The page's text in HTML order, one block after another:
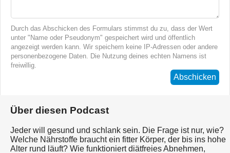
Durch das Abschicken des Formulars stimmst du zu, dass der Wert
unter "Name oder Pseudonym" gespeichert wird und öffentlich
angezeigt werden kann. Wir speichern keine IP-Adressen oder andere
personenbezogene Daten. Die Nutzung deines echten Namens ist
freiwillig.
Abschicken
Über diesen Podcast
Jeder will gesund und schlank sein. Die Frage ist nur, wie?
Welche Nährstoffe braucht ein fitter Körper, der bis ins hohe
Alter rund läuft? Wie funktioniert diätfreies Abnehmen,